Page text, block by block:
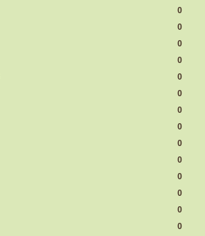
0
0
0
0
0
0
0
0
0
0
0
0
0
0